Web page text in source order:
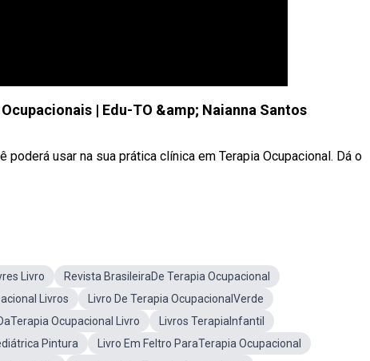
| Edu-TO &amp; Naianna Santos
usar na sua prática clínica em Terapia Ocupacional. Dá o
Livro
Revista BrasileiraDe Terapia Ocupacional
Livros
Livro De Terapia OcupacionalVerde
Ocupacional Livro
Livros TerapiaInfantil
Pintura
Livro Em Feltro ParaTerapia Ocupacional